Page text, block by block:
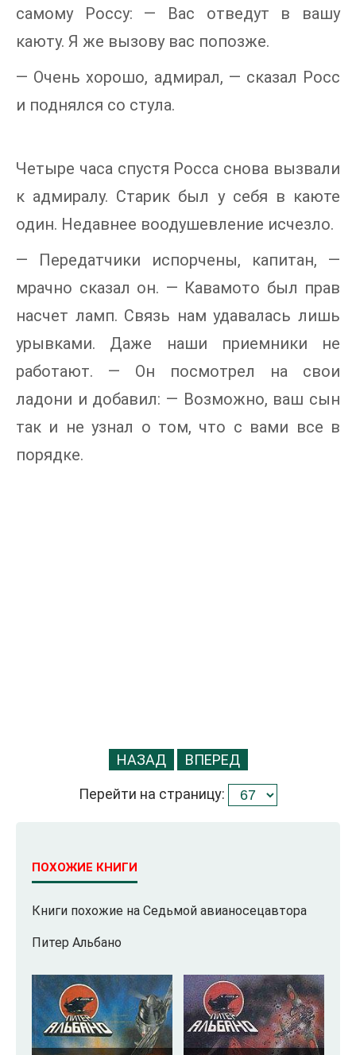
самому Россу: — Вас отведут в вашу
каюту. Я же вызову вас попозже.
— Очень хорошо, адмирал, — сказал Росс
и поднялся со стула.
Четыре часа спустя Росса снова вызвали
к адмиралу. Старик был у себя в каюте
один. Недавнее воодушевление исчезло.
— Передатчики испорчены, капитан, —
мрачно сказал он. — Кавамото был прав
насчет ламп. Связь нам удавалась лишь
урывками. Даже наши приемники не
работают. — Он посмотрел на свои
ладони и добавил: — Возможно, ваш сын
так и не узнал о том, что с вами все в
порядке.
НАЗАД ВПЕРЕД
Перейти на страницу:
ПОХОЖИЕ КНИГИ
Книги похожие на Седьмой авианосецавтора
Питер Альбано